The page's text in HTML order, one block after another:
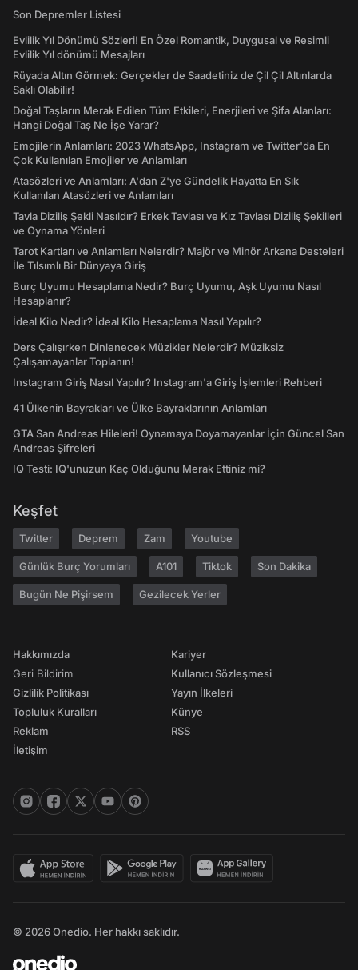
Son Depremler Listesi
Evlilik Yıl Dönümü Sözleri! En Özel Romantik, Duygusal ve Resimli
Evlilik Yıl dönümü Mesajları
Rüyada Altın Görmek: Gerçekler de Saadetiniz de Çil Çil Altınlarda
Saklı Olabilir!
Doğal Taşların Merak Edilen Tüm Etkileri, Enerjileri ve Şifa Alanları:
Hangi Doğal Taş Ne İşe Yarar?
Emojilerin Anlamları: 2023 WhatsApp, Instagram ve Twitter'da En
Çok Kullanılan Emojiler ve Anlamları
Atasözleri ve Anlamları: A'dan Z'ye Gündelik Hayatta En Sık
Kullanılan Atasözleri ve Anlamları
Tavla Diziliş Şekli Nasıldır? Erkek Tavlası ve Kız Tavlası Diziliş Şekilleri
ve Oynama Yönleri
Tarot Kartları ve Anlamları Nelerdir? Majör ve Minör Arkana Desteleri
İle Tılsımlı Bir Dünyaya Giriş
Burç Uyumu Hesaplama Nedir? Burç Uyumu, Aşk Uyumu Nasıl
Hesaplanır?
İdeal Kilo Nedir? İdeal Kilo Hesaplama Nasıl Yapılır?
Ders Çalışırken Dinlenecek Müzikler Nelerdir? Müziksiz
Çalışamayanlar Toplanın!
Instagram Giriş Nasıl Yapılır? Instagram'a Giriş İşlemleri Rehberi
41 Ülkenin Bayrakları ve Ülke Bayraklarının Anlamları
GTA San Andreas Hileleri! Oynamaya Doyamayanlar İçin Güncel San
Andreas Şifreleri
IQ Testi: IQ'unuzun Kaç Olduğunu Merak Ettiniz mi?
Keşfet
Twitter Deprem Zam Youtube
Günlük Burç Yorumları A101 Tiktok Son Dakika
Bugün Ne Pişirsem Gezilecek Yerler
Hakkımızda
Geri Bildirim
Gizlilik Politikası
Topluluk Kuralları
Reklam
İletişim
Kariyer
Kullanıcı Sözleşmesi
Yayın İlkeleri
Künye
RSS
© 2026 Onedio. Her hakkı saklıdır.